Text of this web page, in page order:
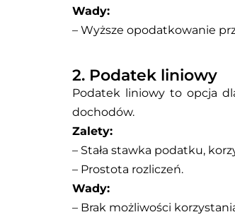
Wady:
– Wyższe opodatkowanie
2. Podatek liniowy
Podatek liniowy to opcja
dochodów.
Zalety:
– Stała stawka podatku,
– Prostota rozliczeń.
Wady:
– Brak możliwości